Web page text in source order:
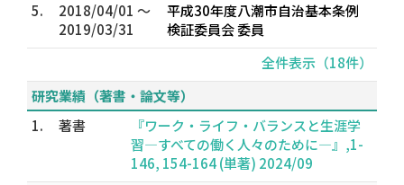
5.
2018/04/01 ～
2019/03/31
平成30年度八潮市自治基本条例
検証委員会 委員
全件表示（18件）
研究業績（著書・論文等）
1.
著書
『ワーク・ライフ・バランスと生涯学
習―すべての働く人々のために―』,1-
146, 154-164 (単著) 2024/09